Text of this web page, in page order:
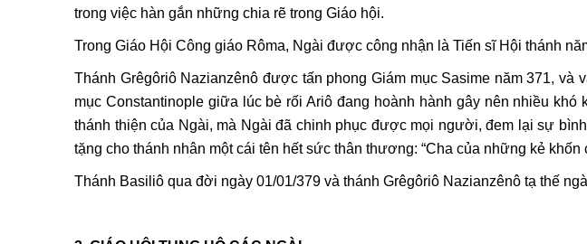
trong việc hàn gắn những chia rẽ trong Giáo hội.
Trong Giáo Hội Công giáo Rôma, Ngài được công nhận là Tiến sĩ Hội thánh
Thánh Grêgôriô Nazianzênô được tấn phong Giám mục Sasime năm 371, và
mục Constantinople giữa lúc bè rối Ariô đang hoành hành gây nên nhiều
thánh thiện của Ngài, mà Ngài đã chinh phục được mọi người, đem lại sự
tặng cho thánh nhân một cái tên hết sức thân thương: “Cha của những kẻ khốn
Thánh Basiliô qua đời ngày 01/01/379 và thánh Grêgôriô Nazianzênô tạ thế